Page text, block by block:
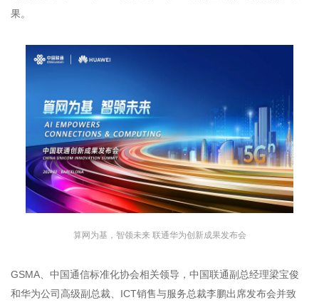
果。
算网为基，智领未来 联通华为创新成果发布会
GSMA、中国通信标准化协会相关领导，中国联通副总经理梁宝俊
和华为公司高级副总裁、ICT销售与服务总裁李鹏出席发布会并致